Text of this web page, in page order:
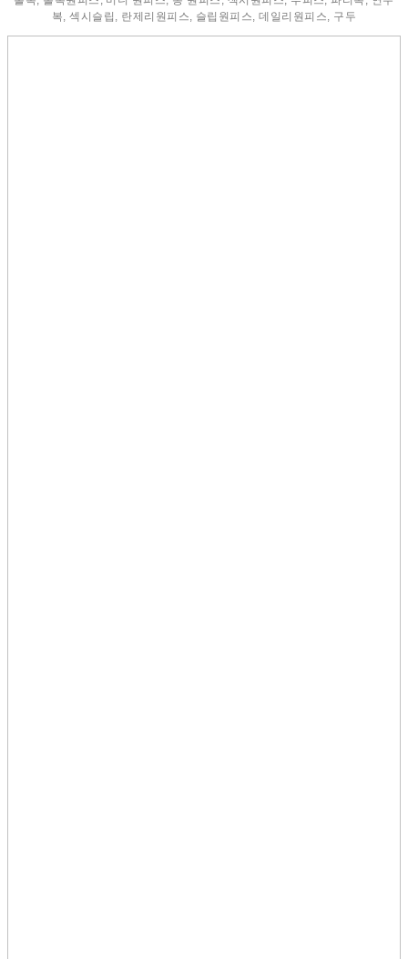
복, 섹시슬립, 란제리원피스, 슬립원피스, 데일리원피스, 구두